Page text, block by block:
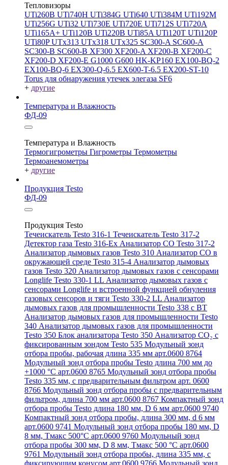
Тепловизоры
UTi260В UTi740H UTi384G UTi640 UTi384M UTi192M
UTi256G UTi32 UTi730E UTi720E UTi712S UTi720A
UTi165A+ UTi120B UTi220B UTi85A UTi120T UTi120P
UTi80PUTx313 UTx318 UTx325 SC300-A SC600-A
SC300-B SC600-B XF300 XF200-A XF200-B XF200-C
XF200-D XF200-E G1000 G600 HK-KP160 EX100-BQ-2
EX100-BQ-6 EX300-Q-6.5 EX600-T-6.5 EX200-ST-10
Torus для обнаружения утечек элегаза SF6
+ другие
Температура и Влажность
ФД-09
Температура и Влажность
Термогигрометры Гигрометры Термометры
Термоанемометры
+ другие
Продукция Testo
ФД-09
Продукция Testo
Течеискатель Testo 316-1 Течеискатель Testo 317-2
Детектор газа Testo 316-Ex Анализатор CO Testo 317-2
Анализатор дымовых газов Testo 310 Анализатор CO в
окружающей среде Testo 315-4 Анализатор дымовых
газов Testo 320 Анализатор дымовых газов с сенсорами
Longlife Testo 330-1 LL Анализатор дымовых газов с
сенсорами Longlife и встроенной функцией обнуления
газовых сенсоров и тяги Testo 330-2 LL Анализатор
дымовых газов для промышленности Testo 338 с BT
Анализатор дымовых газов для промышленности Testo
340 Анализатор дымовых газов для промышленности
Testo 350 Блок анализатора Testo 350 Анализатор СО₂ с
фиксированным зондом Testo 535 Модульный зонд
отбора пробы, рабочая длина 335 мм арт.0600 8764
Модульный зонд отбора пробы Testo длина 700 мм до
+1000 °С арт.0600 8765 Модульный зонд отбора пробы
Testo 335 мм, с предварительным фильтром арт. 0600
8766 Модульный зонд отбора пробы с предварительным
фильтром, длина 700 мм арт.0600 8767 Компактный зонд
отбора пробы Testo длина 180 мм, D 6 мм арт.0600 9740
Компактный зонд отбора пробы, длина 300 мм, d 6 мм
арт.0600 9741 Модульный зонд отбора пробы 180 мм, D
8 мм, Tмакс 500°С арт.0600 9760 Модульный зонд
отбора пробы 300 мм, D 8 мм, Tмакс 500 °C арт.0600
9761 Модульный зонд отбора пробы, длина 335 мм, с
фиксирующим конусом арт.0600 9766 Модульный зонд